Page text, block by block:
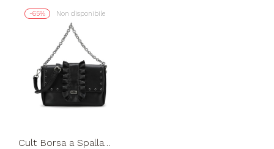
-65% Non disponibile
Cult Borsa a Spalla